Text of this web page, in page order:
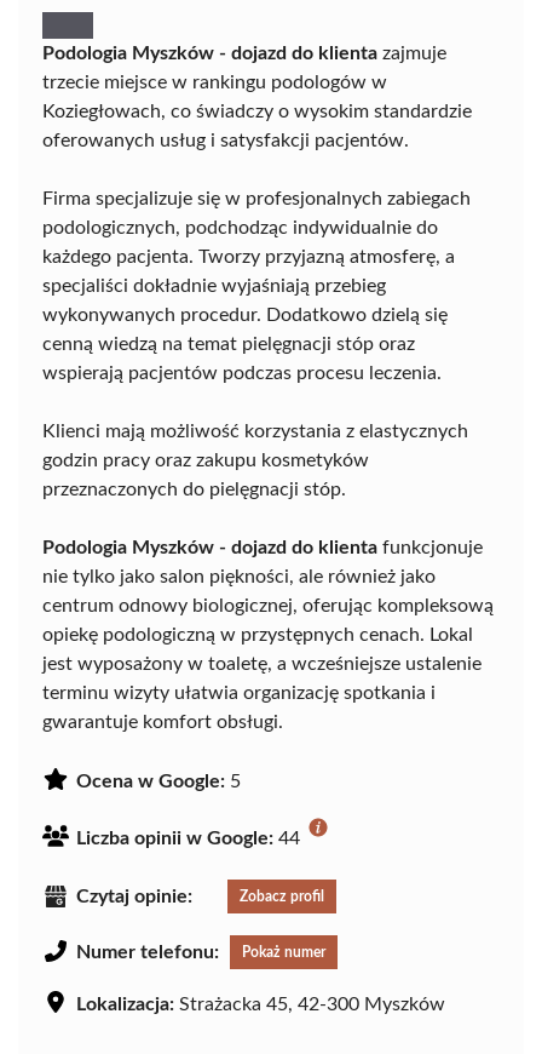
Podologia Myszków - dojazd do klienta zajmuje
trzecie miejsce w rankingu podologów w
Koziegłowach, co świadczy o wysokim standardzie
oferowanych usług i satysfakcji pacjentów.
Firma specjalizuje się w profesjonalnych zabiegach
podologicznych, podchodząc indywidualnie do
każdego pacjenta. Tworzy przyjazną atmosferę, a
specjaliści dokładnie wyjaśniają przebieg
wykonywanych procedur. Dodatkowo dzielą się
cenną wiedzą na temat pielęgnacji stóp oraz
wspierają pacjentów podczas procesu leczenia.
Klienci mają możliwość korzystania z elastycznych
godzin pracy oraz zakupu kosmetyków
przeznaczonych do pielęgnacji stóp.
Podologia Myszków - dojazd do klienta funkcjonuje
nie tylko jako salon piękności, ale również jako
centrum odnowy biologicznej, oferując kompleksową
opiekę podologiczną w przystępnych cenach. Lokal
jest wyposażony w toaletę, a wcześniejsze ustalenie
terminu wizyty ułatwia organizację spotkania i
gwarantuje komfort obsługi.
Ocena w Google: 5
Liczba opinii w Google: 44
Czytaj opinie: Zobacz profil
Numer telefonu: Pokaż numer
Lokalizacja: Strażacka 45, 42-300 Myszków